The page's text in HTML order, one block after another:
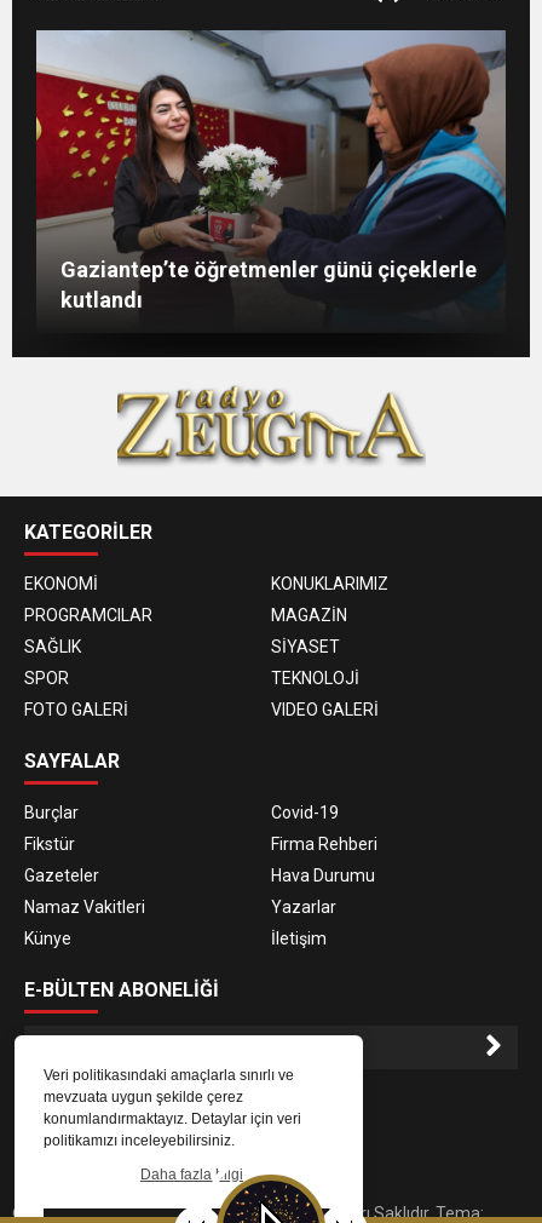
Veri politikasındaki amaçlarla sınırlı ve
mevzuata uygun şekilde çerez
konumlandırmaktayız. Detaylar için veri
politikamızı inceleyebilirsiniz.
Daha fazla bilgi
Konukoğlu: Türkiye ekonomisine 11 farklı
sektörde değer katıyoruz
Gaziantep’te öğretmenler günü çiçeklerle
kutlandı
GAÜN’de gri kod tatbikatı gerçeği
Şahin: “İstikbalimizi şekillendirecek olan
sizlersiniz”
KATEGORİLER
EKONOMİ
KONUKLARIMIZ
PROGRAMCILAR
MAGAZİN
SAĞLIK
SİYASET
SPOR
TEKNOLOJİ
FOTO GALERİ
VIDEO GALERİ
SAYFALAR
Burçlar
Covid-19
Fikstür
Firma Rehberi
Gazeteler
Hava Durumu
Namaz Vakitleri
Yazarlar
Künye
İletişim
E-BÜLTEN ABONELİĞİ
E-Bülten aboneliği ile haberlere daha hızlı erişin.
© 2023Gaziantep Radyo Zeugma. Tüm Hakları Saklıdır. Tema: